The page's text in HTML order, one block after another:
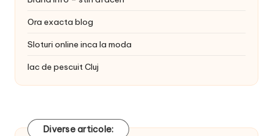
Ora exacta blog
Sloturi online inca la moda
lac de pescuit Cluj
Diverse articole: